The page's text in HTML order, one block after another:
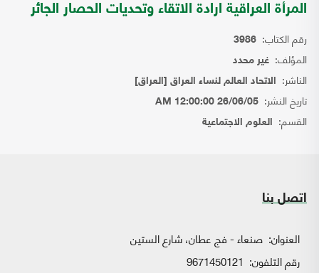
المرأة العراقية ارادة الاتقاء وتحديات الحصار الجائر
رقم الكتاب: 3986
المؤلف: غير محدد
الناشر: الاتحاد العالم لنساء العراق [العراق]
تاريخ النشر: 26/06/05 12:00:00 AM
القسم: العلوم الاجتماعية
اتصل بنا
العنوان: صنعاء - فج عطان، شارع الستين
رقم التلفون: 9671450121